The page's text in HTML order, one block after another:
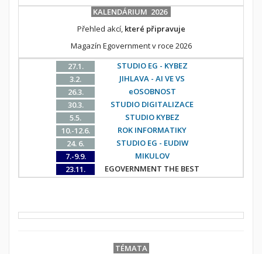
KALENDÁRIUM 2026
Přehled akcí, které připravuje
Magazín Egovernment v roce 2026
27.1.
STUDIO EG - KYBEZ
3.2.
JIHLAVA - AI VE VS
26.3.
eOSOBNOST
30.3.
STUDIO DIGITALIZACE
5.5.
STUDIO KYBEZ
10.-12.6.
ROK INFORMATIKY
24. 6.
STUDIO EG - EUDIW
7.-9.9.
MIKULOV
23.11.
EGOVERNMENT THE BEST
TÉMATA